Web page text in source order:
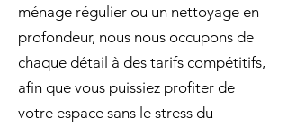
ménage régulier ou un nettoyage en
profondeur, nous nous occupons de
chaque détail à des tarifs compétitifs,
afin que vous puissiez profiter de
votre espace sans le stress du